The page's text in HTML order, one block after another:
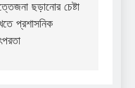
ছড়ানোর চেষ্টা
প্রশাসনিক